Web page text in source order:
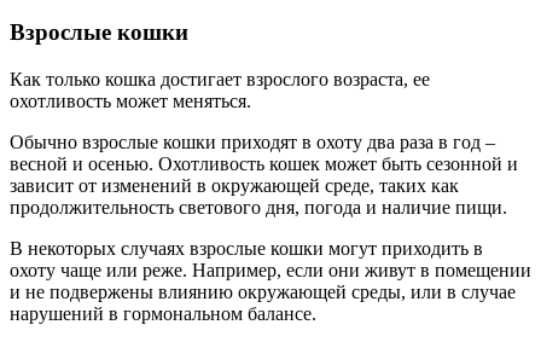
Взрослые кошки
Как только кошка достигает взрослого возраста, ее
охотливость может меняться.
Обычно взрослые кошки приходят в охоту два раза в год –
весной и осенью. Охотливость кошек может быть сезонной и
зависит от изменений в окружающей среде, таких как
продолжительность светового дня, погода и наличие пищи.
В некоторых случаях взрослые кошки могут приходить в
охоту чаще или реже. Например, если они живут в помещении
и не подвержены влиянию окружающей среды, или в случае
нарушений в гормональном балансе.